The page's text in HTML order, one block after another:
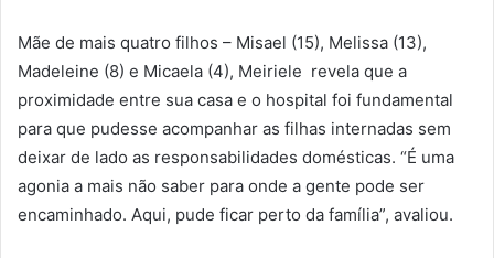
Mãe de mais quatro filhos – Misael (15), Melissa (13),
Madeleine (8) e Micaela (4), Meiriele revela que a
proximidade entre sua casa e o hospital foi fundamental
para que pudesse acompanhar as filhas internadas sem
deixar de lado as responsabilidades domésticas. “É uma
agonia a mais não saber para onde a gente pode ser
encaminhado. Aqui, pude ficar perto da família”, avaliou.